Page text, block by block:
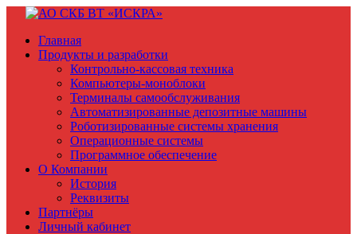
Главная
Продукты и разработки
Контрольно-кассовая техника
Компьютеры-моноблоки
Терминалы самообслуживания
Автоматизированные депозитные машины
Роботизированные системы хранения
Операционные системы
Программное обеспечение
О Компании
История
Реквизиты
Партнёры
Личный кабинет